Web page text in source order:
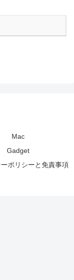
Mac
Gadget
ポリシーと免責事項